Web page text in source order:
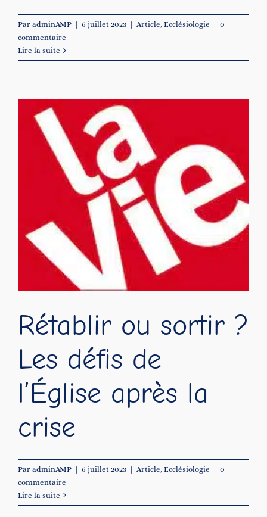
Par adminAMP | 6 juillet 2023 | Article, Ecclésiologie | 0
commentaire
Lire la suite
Rétablir ou sortir ?
Les défis de
l’Église après la
crise
Par adminAMP | 6 juillet 2023 | Article, Ecclésiologie | 0
commentaire
Lire la suite